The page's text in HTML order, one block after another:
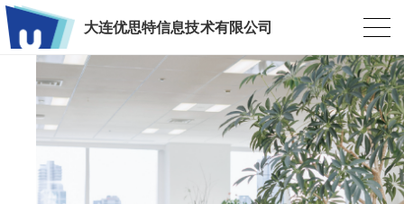
大连优思特信息技术有限公司